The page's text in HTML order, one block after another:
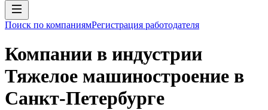
Поиск по компаниямРегистрация работодателя
Компании в индустрии
Тяжелое машиностроение в
Санкт-Петербурге